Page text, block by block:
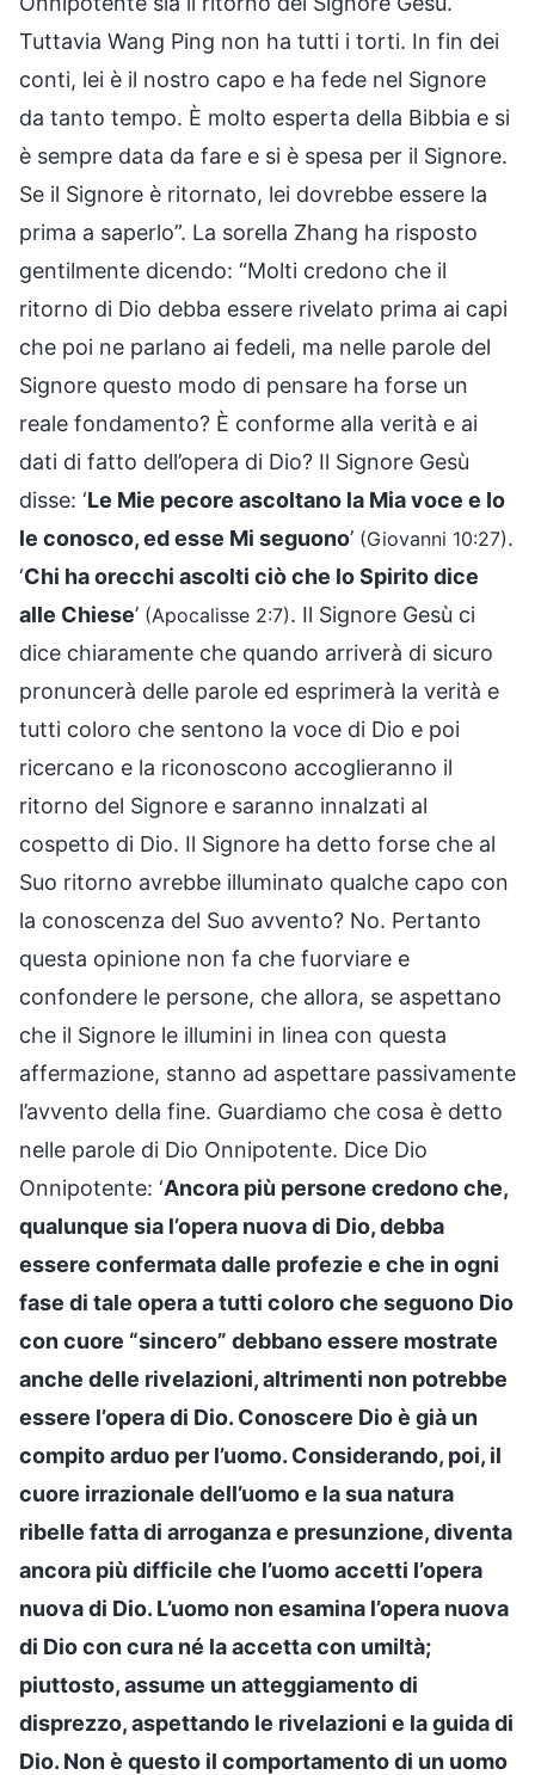
Tuttavia Wang Ping non ha tutti i torti. In fin dei
conti, lei è il nostro capo e ha fede nel Signore
da tanto tempo. È molto esperta della Bibbia e si
è sempre data da fare e si è spesa per il Signore.
Se il Signore è ritornato, lei dovrebbe essere la
prima a saperlo”. La sorella Zhang ha risposto
gentilmente dicendo: “Molti credono che il
ritorno di Dio debba essere rivelato prima ai capi
che poi ne parlano ai fedeli, ma nelle parole del
Signore questo modo di pensare ha forse un
reale fondamento? È conforme alla verità e ai
dati di fatto dell’opera di Dio? Il Signore Gesù
disse: ‘Le Mie pecore ascoltano la Mia voce e Io
le conosco, ed esse Mi seguono’ (Giovanni 10:27).
‘Chi ha orecchi ascolti ciò che lo Spirito dice
alle Chiese’ (Apocalisse 2:7). Il Signore Gesù ci
dice chiaramente che quando arriverà di sicuro
pronuncerà delle parole ed esprimerà la verità e
tutti coloro che sentono la voce di Dio e poi
ricercano e la riconoscono accoglieranno il
ritorno del Signore e saranno innalzati al
cospetto di Dio. Il Signore ha detto forse che al
Suo ritorno avrebbe illuminato qualche capo con
la conoscenza del Suo avvento? No. Pertanto
questa opinione non fa che fuorviare e
confondere le persone, che allora, se aspettano
che il Signore le illumini in linea con questa
affermazione, stanno ad aspettare passivamente
l’avvento della fine. Guardiamo che cosa è detto
nelle parole di Dio Onnipotente. Dice Dio
Onnipotente: ‘Ancora più persone credono che,
qualunque sia l’opera nuova di Dio, debba
essere confermata dalle profezie e che in ogni
fase di tale opera a tutti coloro che seguono Dio
con cuore “sincero” debbano essere mostrate
anche delle rivelazioni, altrimenti non potrebbe
essere l’opera di Dio. Conoscere Dio è già un
compito arduo per l’uomo. Considerando, poi, il
cuore irrazionale dell’uomo e la sua natura
ribelle fatta di arroganza e presunzione, diventa
ancora più difficile che l’uomo accetti l’opera
nuova di Dio. L’uomo non esamina l’opera nuova
di Dio con cura né la accetta con umiltà;
piuttosto, assume un atteggiamento di
disprezzo, aspettando le rivelazioni e la guida di
Dio. Non è questo il comportamento di un uomo